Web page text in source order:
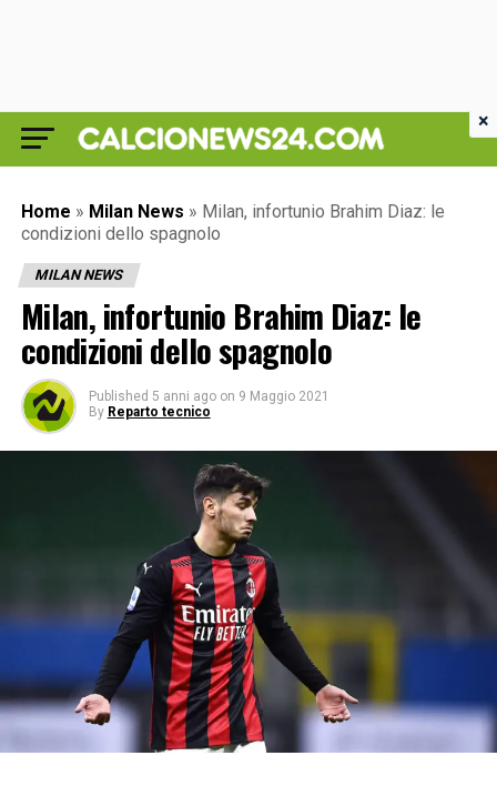
Home » Milan News » Milan, infortunio Brahim Diaz: le
condizioni dello spagnolo
MILAN NEWS
Milan, infortunio Brahim Diaz: le
condizioni dello spagnolo
Published 5 anni ago on 9 Maggio 2021
By Reparto tecnico
×